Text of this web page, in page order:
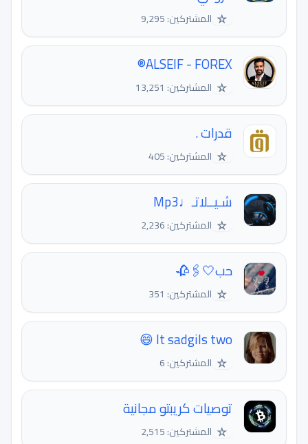
☆ المشتركين: 9,295
ALSEIF - FOREX®
☆ المشتركين: 13,251
قدرات .
☆ المشتركين: 405
شـيــلاتـ♩Mp3
☆ المشتركين: 2,236
حب🤍🖇🥀
☆ المشتركين: 351
It sadgils two 😄
☆ المشتركين: 6
توصيات كريبتو مجانية
☆ المشتركين: 2,515